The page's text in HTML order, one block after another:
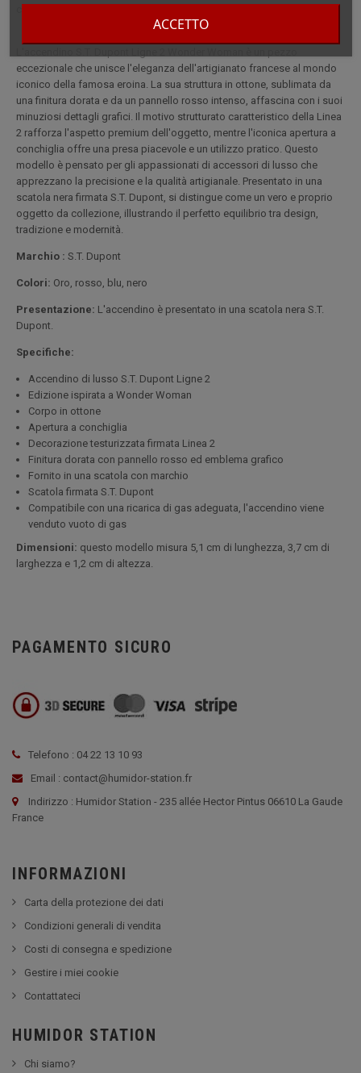
ACCETTO
eccezionale che unisce l'eleganza dell'artigianato francese al mondo
iconico della famosa eroina. La sua struttura in ottone, sublimata da
una finitura dorata e da un pannello rosso intenso, affascina con i suoi
minuziosi dettagli grafici. Il motivo strutturato caratteristico della Linea
2 rafforza l'aspetto premium dell'oggetto, mentre l'iconica apertura a
conchiglia offre una presa piacevole e un utilizzo pratico. Questo
modello è pensato per gli appassionati di accessori di lusso che
apprezzano la precisione e la qualità artigianale. Presentato in una
scatola nera firmata S.T. Dupont, si distingue come un vero e proprio
oggetto da collezione, illustrando il perfetto equilibrio tra design,
tradizione e modernità.
Marchio : S.T. Dupont
Colori: Oro, rosso, blu, nero
Presentazione: L'accendino è presentato in una scatola nera S.T.
Dupont.
Specifiche:
Accendino di lusso S.T. Dupont Ligne 2
Edizione ispirata a Wonder Woman
Corpo in ottone
Apertura a conchiglia
Decorazione testurizzata firmata Linea 2
Finitura dorata con pannello rosso ed emblema grafico
Fornito in una scatola con marchio
Scatola firmata S.T. Dupont
Compatibile con una ricarica di gas adeguata, l'accendino viene
venduto vuoto di gas
Dimensioni: questo modello misura 5,1 cm di lunghezza, 3,7 cm di
larghezza e 1,2 cm di altezza.
PAGAMENTO SICURO
Telefono : 04 22 13 10 93
Email : contact@humidor-station.fr
Indirizzo : Humidor Station - 235 allée Hector Pintus 06610 La Gaude
France
INFORMAZIONI
Carta della protezione dei dati
Condizioni generali di vendita
Costi di consegna e spedizione
Gestire i miei cookie
Contattateci
HUMIDOR STATION
Chi siamo?